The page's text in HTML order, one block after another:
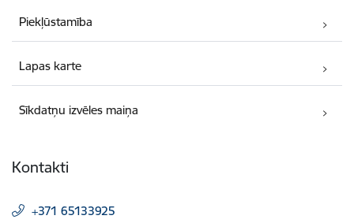
Piekļūstamība
Lapas karte
Sīkdatņu izvēles maiņa
Kontakti
+371 65133925